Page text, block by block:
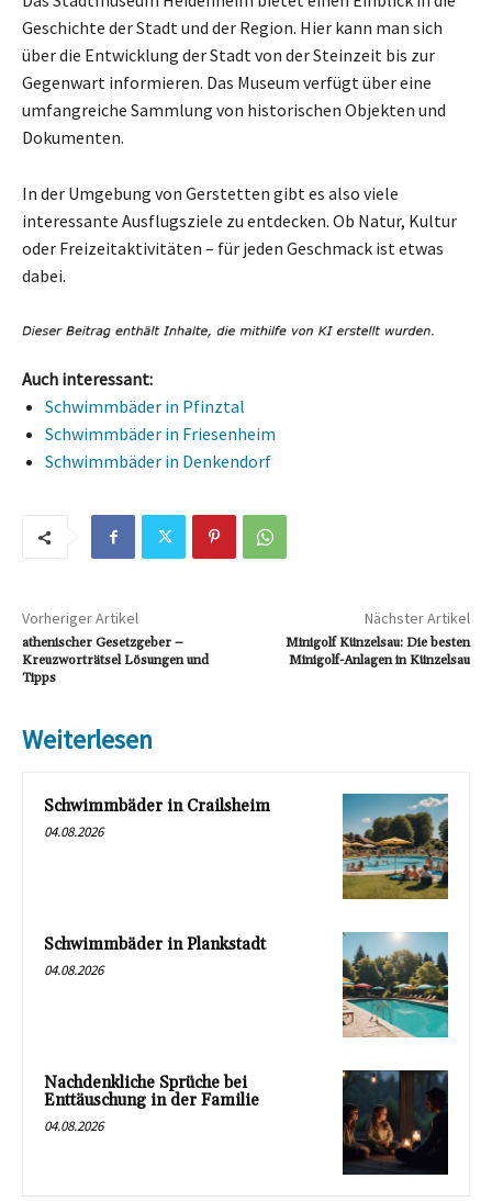
Geschichte der Stadt und der Region. Hier kann man sich
über die Entwicklung der Stadt von der Steinzeit bis zur
Gegenwart informieren. Das Museum verfügt über eine
umfangreiche Sammlung von historischen Objekten und
Dokumenten.
In der Umgebung von Gerstetten gibt es also viele
interessante Ausflugsziele zu entdecken. Ob Natur, Kultur
oder Freizeitaktivitäten – für jeden Geschmack ist etwas
dabei.
Auch interessant:
Schwimmbäder in Pfinztal
Schwimmbäder in Friesenheim
Schwimmbäder in Denkendorf
Vorheriger Artikel
athenischer Gesetzgeber –
Kreuzworträtsel Lösungen und
Tipps
Nächster Artikel
Minigolf Künzelsau: Die besten
Minigolf-Anlagen in Künzelsau
Weiterlesen
Schwimmbäder in Crailsheim
04.08.2026
Schwimmbäder in Plankstadt
04.08.2026
Nachdenkliche Sprüche bei
Enttäuschung in der Familie
04.08.2026